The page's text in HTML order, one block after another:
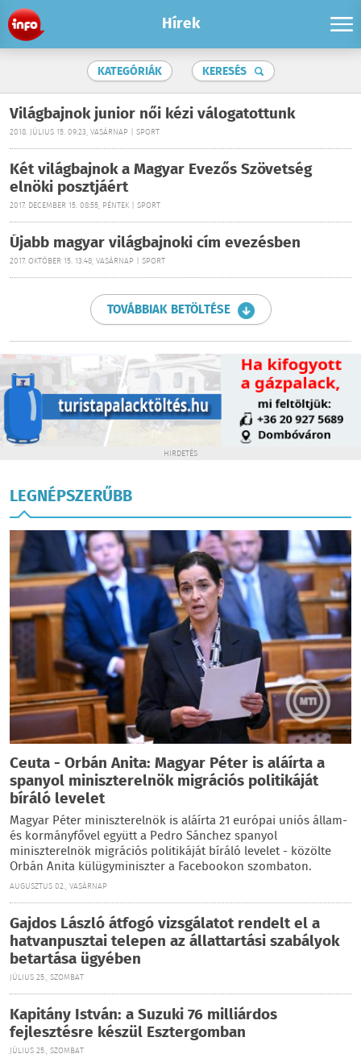
Hírek
KATEGÓRIÁK KERESÉS
Világbajnok junior női kézi válogatottunk
2018. JÚLIUS 15. 09:23, VASÁRNAP | SPORT
Két világbajnok a Magyar Evezős Szövetség
elnöki posztjáért
2017. DECEMBER 15. 08:55, PÉNTEK | SPORT
Újabb magyar világbajnoki cím evezésben
2017. OKTÓBER 15. 13:48, VASÁRNAP | SPORT
TOVÁBBIAK BETÖLTÉSE
HIRDETÉS
LEGNÉPSZERŰBB
Ceuta - Orbán Anita: Magyar Péter is aláírta a
spanyol miniszterelnök migrációs politikáját
bíráló levelet
Magyar Péter miniszterelnök is aláírta 21 európai uniós állam-
és kormányfővel együtt a Pedro Sánchez spanyol
miniszterelnök migrációs politikáját bíráló levelet - közölte
Orbán Anita külügyminiszter a Facebookon szombaton.
AUGUSZTUS 02., VASÁRNAP
Gajdos László átfogó vizsgálatot rendelt el a
hatvanpusztai telepen az állattartási szabályok
betartása ügyében
JÚLIUS 25., SZOMBAT
Kapitány István: a Suzuki 76 milliárdos
fejlesztésre készül Esztergomban
JÚLIUS 25., SZOMBAT